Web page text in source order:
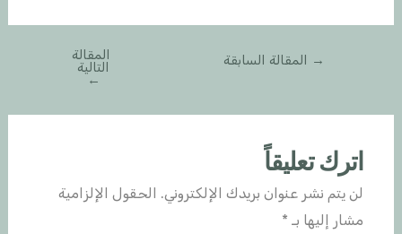
→ المقالة السابقة المقالة
التالية
←
اترك تعليقاً
لن يتم نشر عنوان بريدك الإلكتروني. الحقول الإلزامية
مشار إليها بـ *